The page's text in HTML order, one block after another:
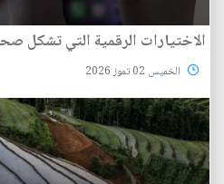
الاختيارات الرقمية التي تشكل
الخميس 02 تموز 2026